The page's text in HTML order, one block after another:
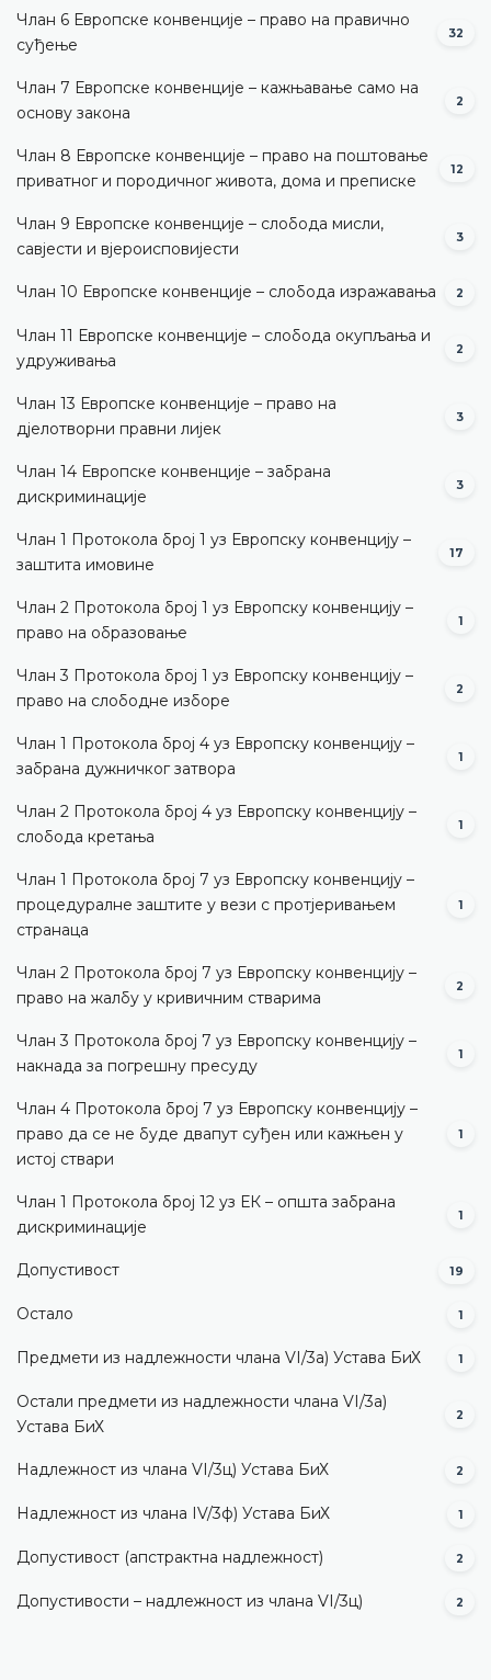
Члан 6 Европске конвенције – право на правично
суђење
32
Члан 7 Европске конвенције – кажњавање само на
основу закона
2
Члан 8 Европске конвенције – право на поштовање
приватног и породичног живота, дома и преписке
12
Члан 9 Европске конвенције – слобода мисли,
савјести и вјероисповијести
3
Члан 10 Европске конвенције – слобода изражавања 2
Члан 11 Европске конвенције – слобода окупљања и
удруживања
2
Члан 13 Европске конвенције – право на
дјелотворни правни лијек
3
Члан 14 Европске конвенције – забрана
дискриминације
3
Члан 1 Протокола број 1 уз Европску конвенцију –
заштита имовине
17
Члан 2 Протокола број 1 уз Европску конвенцију –
право на образовање
1
Члан 3 Протокола број 1 уз Европску конвенцију –
право на слободне изборе
2
Члан 1 Протокола број 4 уз Европску конвенцију –
забрана дужничког затвора
1
Члан 2 Протокола број 4 уз Европску конвенцију –
слобода кретања
1
Члан 1 Протокола број 7 уз Европску конвенцију –
процедуралне заштите у вези с протјеривањем
странаца
1
Члан 2 Протокола број 7 уз Европску конвенцију –
право на жалбу у кривичним стварима
2
Члан 3 Протокола број 7 уз Европску конвенцију –
накнада за погрешну пресуду
1
Члан 4 Протокола број 7 уз Европску конвенцију –
право да се не буде двапут суђен или кажњен у
истој ствари
1
Члан 1 Протокола број 12 уз ЕК – општа забрана
дискриминације
1
Допустивост 19
Остало 1
Предмети из надлежности члана VI/3а) Устава БиХ 1
Остали предмети из надлежности члана VI/3а)
Устава БиХ
2
Надлежност из члана VI/3ц) Устава БиХ 2
Надлежност из члана IV/3ф) Устава БиХ 1
Допустивост (aпстрактна надлежност) 2
Допустивости – надлежност из члана VI/3ц) 2